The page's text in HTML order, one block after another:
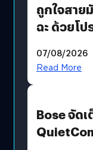
ถูกใจสาย
ฉะ ด้วยโ
มีภาษาไทย
07/08/2026
Read More
Bose จัด